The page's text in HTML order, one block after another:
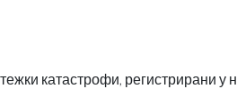
катастрофи, регистрирани